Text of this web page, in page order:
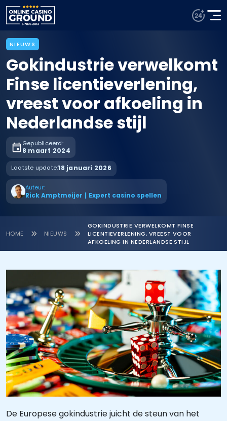
NIEUWS
Gokindustrie verwelkomt
Finse licentieverlening,
vreest voor afkoeling in
Nederlandse stijl
Gepubliceerd:
8 maart 2024
Laatste update:18 januari 2026
Auteur:
Rick Amptmeijer | Expert casino spellen
HOME NIEUWS
GOKINDUSTRIE VERWELKOMT FINSE
LICENTIEVERLENING, VREEST VOOR
AFKOELING IN NEDERLANDSE STIJL
De Europese gokindustrie juicht de steun van het